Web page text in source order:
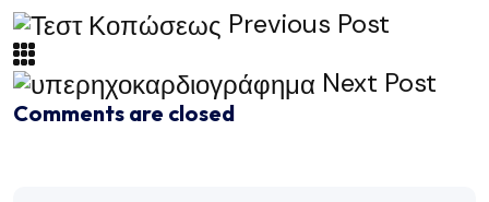
Previous Post
Next Post
Comments are closed